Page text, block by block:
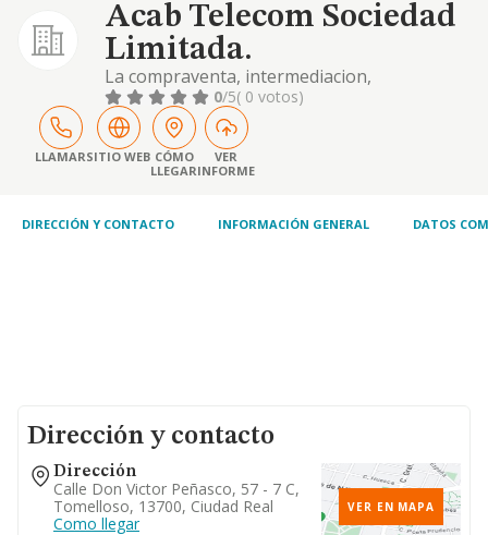
Acab Telecom Sociedad
Limitada.
La compraventa, intermediacion,
distribucion, instalacion y mantenimiento de
todo tipo de aparatos, complementos y
servicios de telefonia y telecomunicacion
0/5( 0 votos)
LLAMARSITIO WEB CÓMO
LLEGAR
VER
INFORME
DIRECCIÓN Y CONTACTO INFORMACIÓN GENERAL DATOS
Dirección y contacto
Dirección
Calle Don Victor Peñasco, 57 - 7 C,
Tomelloso, 13700, Ciudad Real
Como llegar
VER EN MAPA